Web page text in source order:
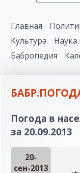
Главная
Культура
Наука
Бабропедия
Погода в
за 20.09.2013
20-
сен-2013